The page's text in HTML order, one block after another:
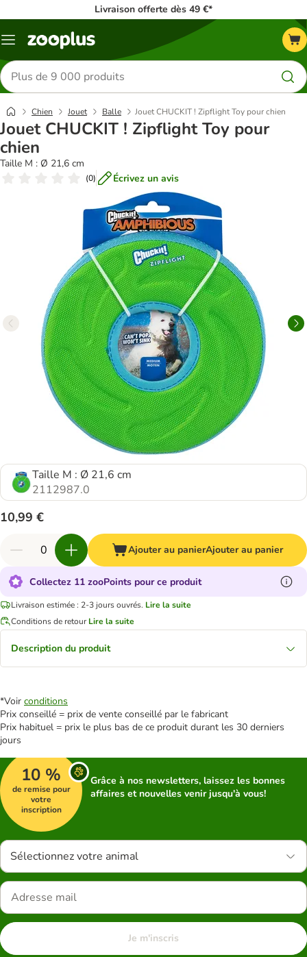
Livraison offerte dès 49 €*
Menu
Rechercher
des
produits
Chien Jouet Balle Jouet CHUCKIT ! Zipflight Toy pour chien
Jouet CHUCKIT ! Zipflight Toy pour
chien
Taille M : Ø 21,6 cm
(0) Écrivez un avis
Taille M : Ø 21,6 cm
2112987.0
10,99 €
Ajouter au panierAjouter au panier
Collectez 11 zooPoints pour ce produit
Livraison estimée : 2-3 jours ouvrés. Lire la suite
Conditions de retour Lire la suite
Description du produit
*Voir conditions
Prix conseillé = prix de vente conseillé par le fabricant
Prix habituel = prix le plus bas de ce produit durant les 30 derniers
jours
10 %
de remise pour
votre
inscription
Grâce à nos newsletters, laissez les bonnes
affaires et nouvelles venir jusqu'à vous!
Sélectionnez votre animal
Je m'inscris